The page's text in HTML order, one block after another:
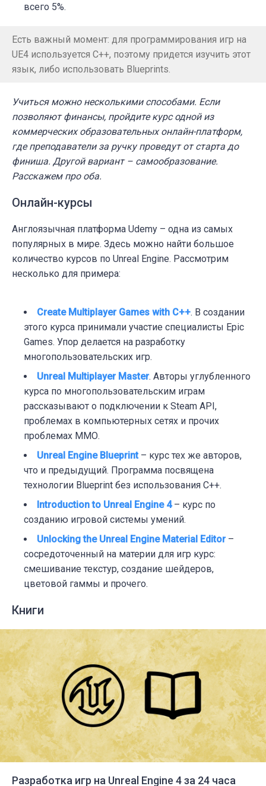
всего 5%.
Есть важный момент: для программирования игр на
UE4 используется С++, поэтому придется изучить этот
язык, либо использовать Blueprints.
Учиться можно несколькими способами. Если
позволяют финансы, пройдите курс одной из
коммерческих образовательных онлайн-платформ,
где преподаватели за ручку проведут от старта до
финиша. Другой вариант – самообразование.
Расскажем про оба.
Онлайн-курсы
Англоязычная платформа Udemy – одна из самых
популярных в мире. Здесь можно найти большое
количество курсов по Unreal Engine. Рассмотрим
несколько для примера:
Create Multiplayer Games with C++. В создании
этого курса принимали участие специалисты Epic
Games. Упор делается на разработку
многопользовательских игр.
Unreal Multiplayer Master. Авторы углубленного
курса по многопользовательским играм
рассказывают о подключении к Steam API,
проблемах в компьютерных сетях и прочих
проблемах ММО.
Unreal Engine Blueprint – курс тех же авторов,
что и предыдущий. Программа посвящена
технологии Blueprint без использования С++.
Introduction to Unreal Engine 4– курс по
созданию игровой системы умений.
Unlocking the Unreal Engine Material Editor–
сосредоточенный на материи для игр курс:
смешивание текстур, создание шейдеров,
цветовой гаммы и прочего.
Книги
Разработка игр на Unreal Engine 4 за 24 часа